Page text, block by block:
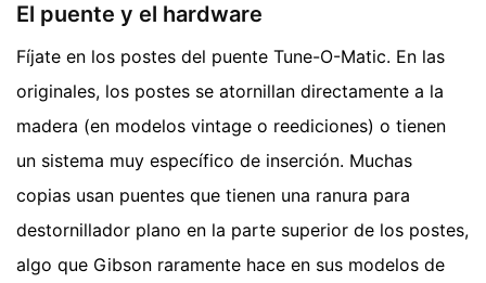
El puente y el hardware
Fíjate en los postes del puente Tune-O-Matic. En las
originales, los postes se atornillan directamente a la
madera (en modelos vintage o reediciones) o tienen
un sistema muy específico de inserción. Muchas
copias usan puentes que tienen una ranura para
destornillador plano en la parte superior de los postes,
algo que Gibson raramente hace en sus modelos de